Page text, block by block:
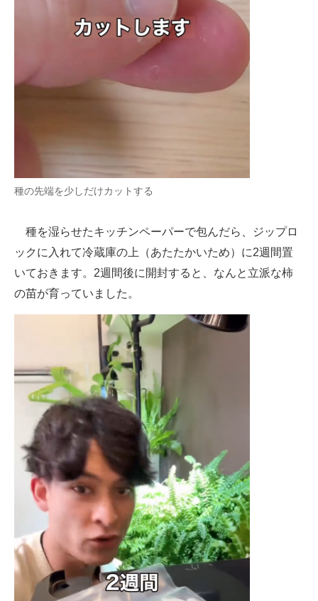
種の先端を少しだけカットする
種を湿らせたキッチンペーパーで包んだら、ジップロ
ックに入れて冷蔵庫の上（あたたかいため）に2週間置
いておきます。2週間後に開封すると、なんと立派な柿
の苗が育っていました。